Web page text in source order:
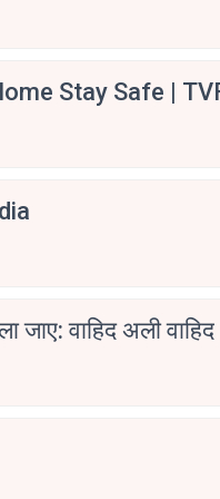
Stay Safe |
वाहिद अली वाहिद